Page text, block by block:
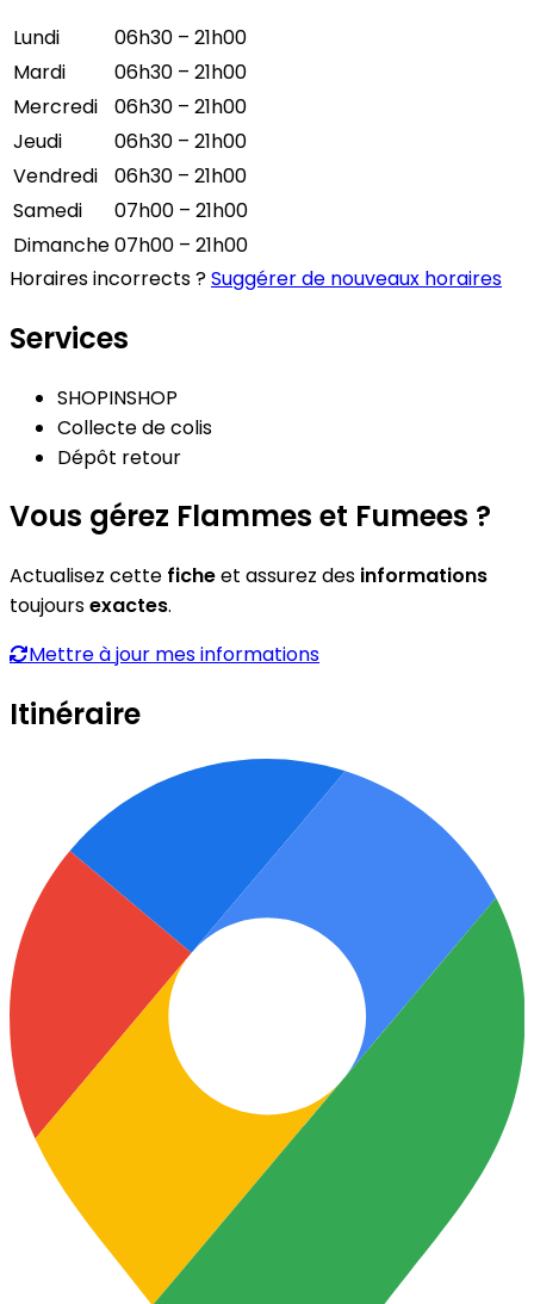
Lundi
06h30 – 21h00
Mardi
06h30 – 21h00
Mercredi
06h30 – 21h00
Jeudi
06h30 – 21h00
Vendredi
06h30 – 21h00
Samedi
07h00 – 21h00
Dimanche07h00 – 21h00
Horaires incorrects ?Suggérer de nouveaux horaires
Services
SHOPINSHOP
Collecte de colis
Dépôt retour
Vous gérez Flammes et Fumees ?
Actualisez cette ficheet assurez des informations
toujoursexactes.
Mettre à jour mes informations
Itinéraire